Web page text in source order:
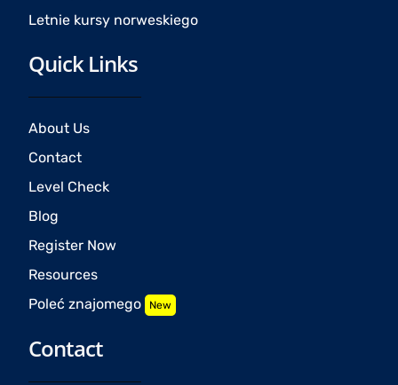
Letnie kursy norweskiego
Quick Links
About Us
Contact
Level Check
Blog
Register Now
Resources
Poleć znajomego New
Contact